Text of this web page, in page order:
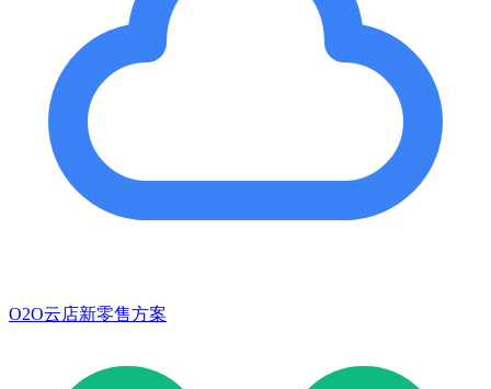
O2O云店新零售方案